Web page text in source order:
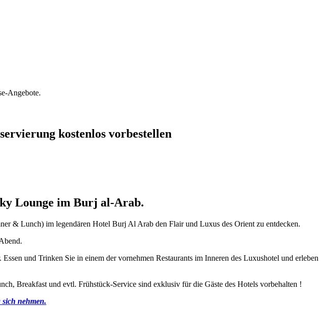
Angebote.
kostenlos vorbestellen
Lounge im Burj al-Arab.
& Lunch) im legendären Hotel Burj Al Arab den Flair und Luxus des Orient zu entdecken.
und Trinken Sie in einem der vornehmen Restaurants im Inneren des Luxushotel und erleben
Breakfast und evtl. Frühstück-Service sind exklusiv für die Gäste des Hotels vorbehalten !
nehmen.